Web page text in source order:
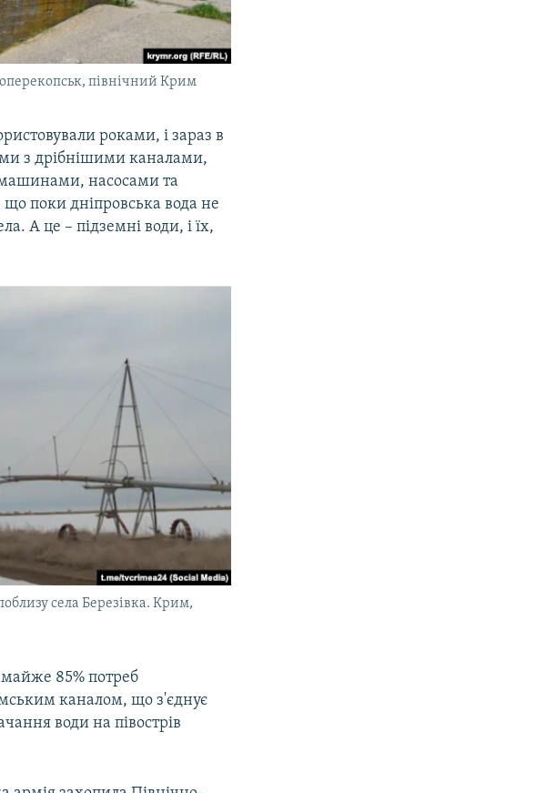
північний Крим
роками, і зараз в
з дрібнішими каналами,
машинами, насосами та
поки дніпровська вода не
А це – підземні води, і їх,
села Березівка. Крим,
майже 85% потреб
каналом, що з'єднує
води на півострів